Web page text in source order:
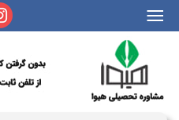
|||